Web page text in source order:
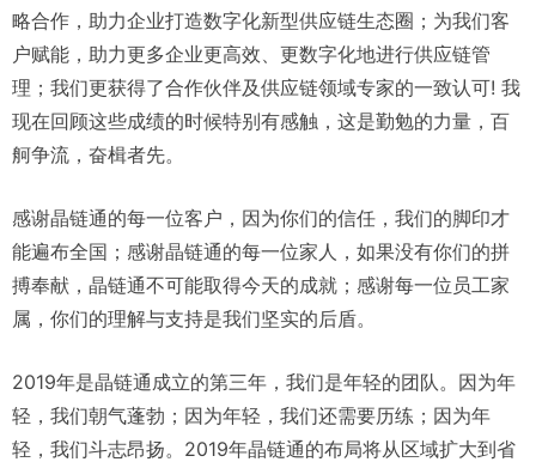
略合作，助力企业打造数字化新型供应链生态圈；为我们客
户赋能，助力更多企业更高效、更数字化地进行供应链管
理；我们更获得了合作伙伴及供应链领域专家的一致认可! 我
现在回顾这些成绩的时候特别有感触，这是勤勉的力量，百
舸争流，奋楫者先。
感谢晶链通的每一位客户，因为你们的信任，我们的脚印才
能遍布全国；感谢晶链通的每一位家人，如果没有你们的拼
搏奉献，晶链通不可能取得今天的成就；感谢每一位员工家
属，你们的理解与支持是我们坚实的后盾。
2019年是晶链通成立的第三年，我们是年轻的团队。因为年
轻，我们朝气蓬勃；因为年轻，我们还需要历练；因为年
轻，我们斗志昂扬。2019年晶链通的布局将从区域扩大到省